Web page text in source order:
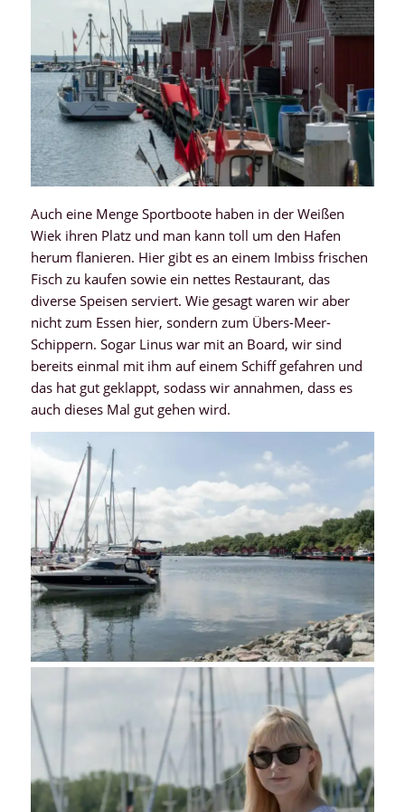
Auch eine Menge Sportboote haben in der Weißen
Wiek ihren Platz und man kann toll um den Hafen
herum flanieren. Hier gibt es an einem Imbiss frischen
Fisch zu kaufen sowie ein nettes Restaurant, das
diverse Speisen serviert. Wie gesagt waren wir aber
nicht zum Essen hier, sondern zum Übers-Meer-
Schippern. Sogar Linus war mit an Board, wir sind
bereits einmal mit ihm auf einem Schiff gefahren und
das hat gut geklappt, sodass wir annahmen, dass es
auch dieses Mal gut gehen wird.